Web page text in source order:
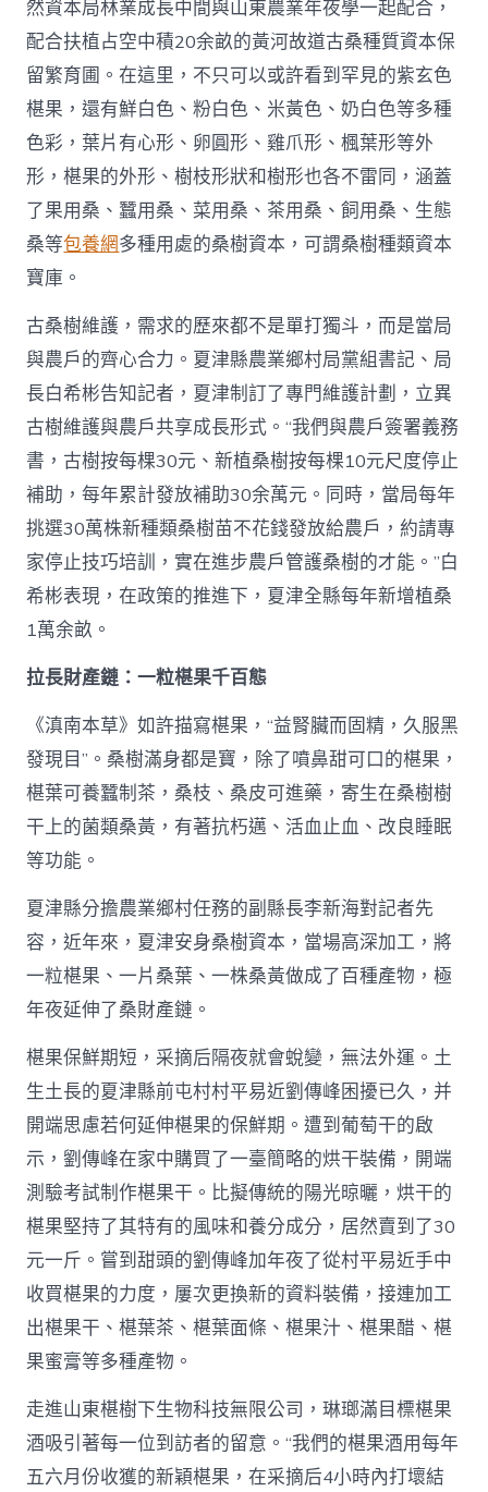
然資本局林業成長中間與山東農業年夜學一起配合，
配合扶植占空中積20余畝的黃河故道古桑種質資本保
留繁育圃。在這里，不只可以或許看到罕見的紫玄色
椹果，還有鮮白色、粉白色、米黃色、奶白色等多種
色彩，葉片有心形、卵圓形、雞爪形、楓葉形等外
形，椹果的外形、樹枝形狀和樹形也各不雷同，涵蓋
了果用桑、蠶用桑、菜用桑、茶用桑、飼用桑、生態
桑等包養網多種用處的桑樹資本，可謂桑樹種類資本
寶庫。
古桑樹維護，需求的歷來都不是單打獨斗，而是當局
與農戶的齊心合力。夏津縣農業鄉村局黨組書記、局
長白希彬告知記者，夏津制訂了專門維護計劃，立異
古樹維護與農戶共享成長形式。“我們與農戶簽署義務
書，古樹按每棵30元、新植桑樹按每棵10元尺度停止
補助，每年累計發放補助30余萬元。同時，當局每年
挑選30萬株新種類桑樹苗不花錢發放給農戶，約請專
家停止技巧培訓，實在進步農戶管護桑樹的才能。”白
希彬表現，在政策的推進下，夏津全縣每年新增植桑
1萬余畝。
拉長財產鏈：一粒椹果千百態
《滇南本草》如許描寫椹果，“益腎臟而固精，久服黑
發現目”。桑樹滿身都是寶，除了噴鼻甜可口的椹果，
椹葉可養蠶制茶，桑枝、桑皮可進藥，寄生在桑樹樹
干上的菌類桑黃，有著抗朽邁、活血止血、改良睡眠
等功能。
夏津縣分擔農業鄉村任務的副縣長李新海對記者先
容，近年來，夏津安身桑樹資本，當場高深加工，將
一粒椹果、一片桑葉、一株桑黃做成了百種產物，極
年夜延伸了桑財產鏈。
椹果保鮮期短，采摘后隔夜就會蛻變，無法外運。土
生土長的夏津縣前屯村村平易近劉傳峰困擾已久，并
開端思慮若何延伸椹果的保鮮期。遭到葡萄干的啟
示，劉傳峰在家中購買了一臺簡略的烘干裝備，開端
測驗考試制作椹果干。比擬傳統的陽光晾曬，烘干的
椹果堅持了其特有的風味和養分成分，居然賣到了30
元一斤。嘗到甜頭的劉傳峰加年夜了從村平易近手中
收買椹果的力度，屢次更換新的資料裝備，接連加工
出椹果干、椹葉茶、椹葉面條、椹果汁、椹果醋、椹
果蜜膏等多種產物。
走進山東椹樹下生物科技無限公司，琳瑯滿目標椹果
酒吸引著每一位到訪者的留意。“我們的椹果酒用每年
五六月份收獲的新穎椹果，在采摘后4小時內打壞結